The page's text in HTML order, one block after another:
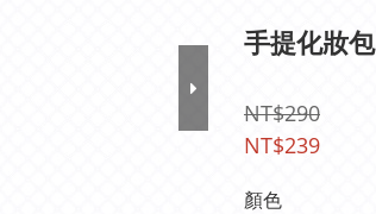
手提化妝包
NT$290
NT$239
顏色